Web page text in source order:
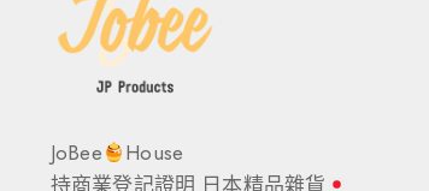
JoBee
House